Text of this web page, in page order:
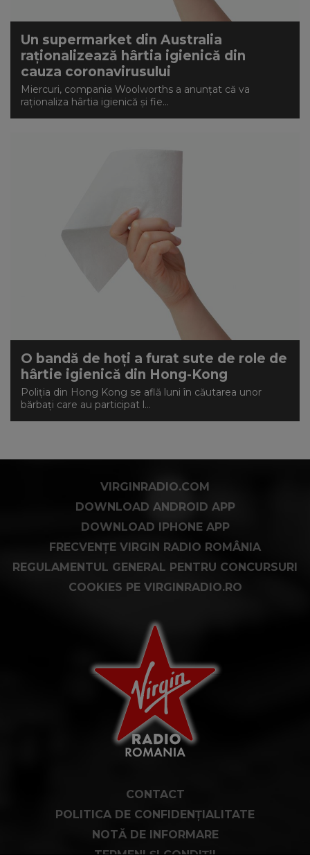
Un supermarket din Australia
raţionalizează hârtia igienică din
cauza coronavirusului
Miercuri, compania Woolworths a anunţat că va
raţionaliza hârtia igienică şi fie...
O bandă de hoți a furat sute de role de
hârtie igienică din Hong-Kong
Poliţia din Hong Kong se află luni în căutarea unor
bărbaţi care au participat l...
VIRGINRADIO.COM
DOWNLOAD ANDROID APP
DOWNLOAD IPHONE APP
FRECVENȚE VIRGIN RADIO ROMÂNIA
REGULAMENTUL GENERAL PENTRU CONCURSURI
COOKIES PE VIRGINRADIO.RO
CONTACT
POLITICA DE CONFIDENȚIALITATE
NOTĂ DE INFORMARE